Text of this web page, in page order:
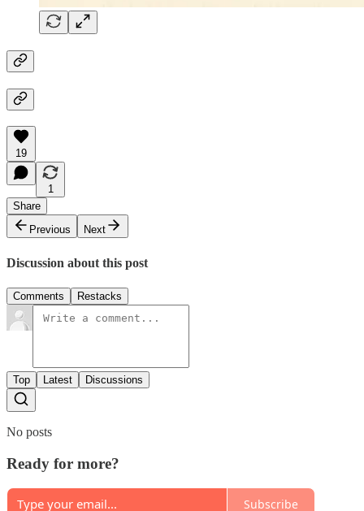
19
1
Share
Previous
Next
Discussion about this post
Comments Restacks
Top Latest Discussions
No posts
Ready for more?
Subscribe